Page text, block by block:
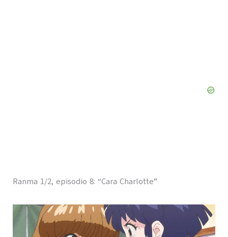
Ranma 1/2, episodio 8: “Cara Charlotte”